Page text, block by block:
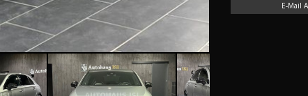
E-Mail